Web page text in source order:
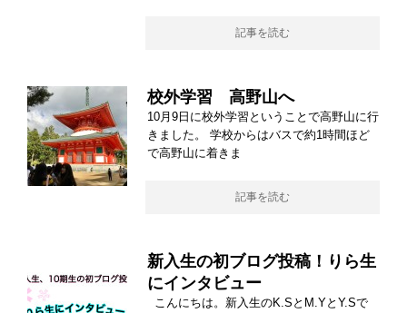
記事を読む
校外学習 高野山へ
10月9日に校外学習ということで高野山に行
きました。 学校からはバスで約1時間ほど
で高野山に着きま
記事を読む
新入生の初ブログ投稿！りら生
にインタビュー
こんにちは。新入生のK.SとM.YとY.Sで